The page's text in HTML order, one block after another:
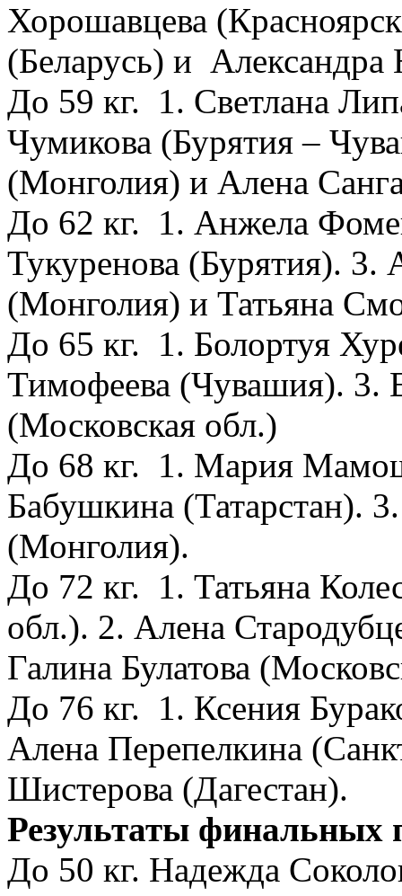
Хорошавцева
(Беларусь) и
До 59 кг. 1. Светлана
Чумикова (Бурятия –
(Монголия) и Алена
До 62 кг. 1. Анжела
Тукуренова (Бурятия). 3.
(Монголия) и Татьяна
До 65 кг. 1. Болортуя
Тимофеева (Чувашия). 3.
(Московская обл.)
До 68 кг. 1. Мария
Бабушкина (Татарстан).
(Монголия).
До 72 кг. 1. Татьяна
обл.). 2. Алена
Галина Булатова
До 76 кг. 1. Ксения
Алена Перепелкина
Шистерова (Дагестан).
Результаты финальных
До 50 кг. Надежда